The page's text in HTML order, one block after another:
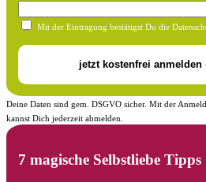
Mit der Eintragung bestätigst Du die
Deine Daten sind gem. DSGVO sicher. Mit der
kannst Dich jederzeit abmelden.
7 magische Selbstliebe Tipps